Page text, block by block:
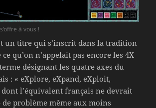
à vous !
un titre qui s’inscrit dans la tradition
qu’on n’appelait pas encore les 4X
désignant les quatre axes du
: « eXplore, eXpand, eXploit,
l’équivalent français ne devrait
de problème même aux moins